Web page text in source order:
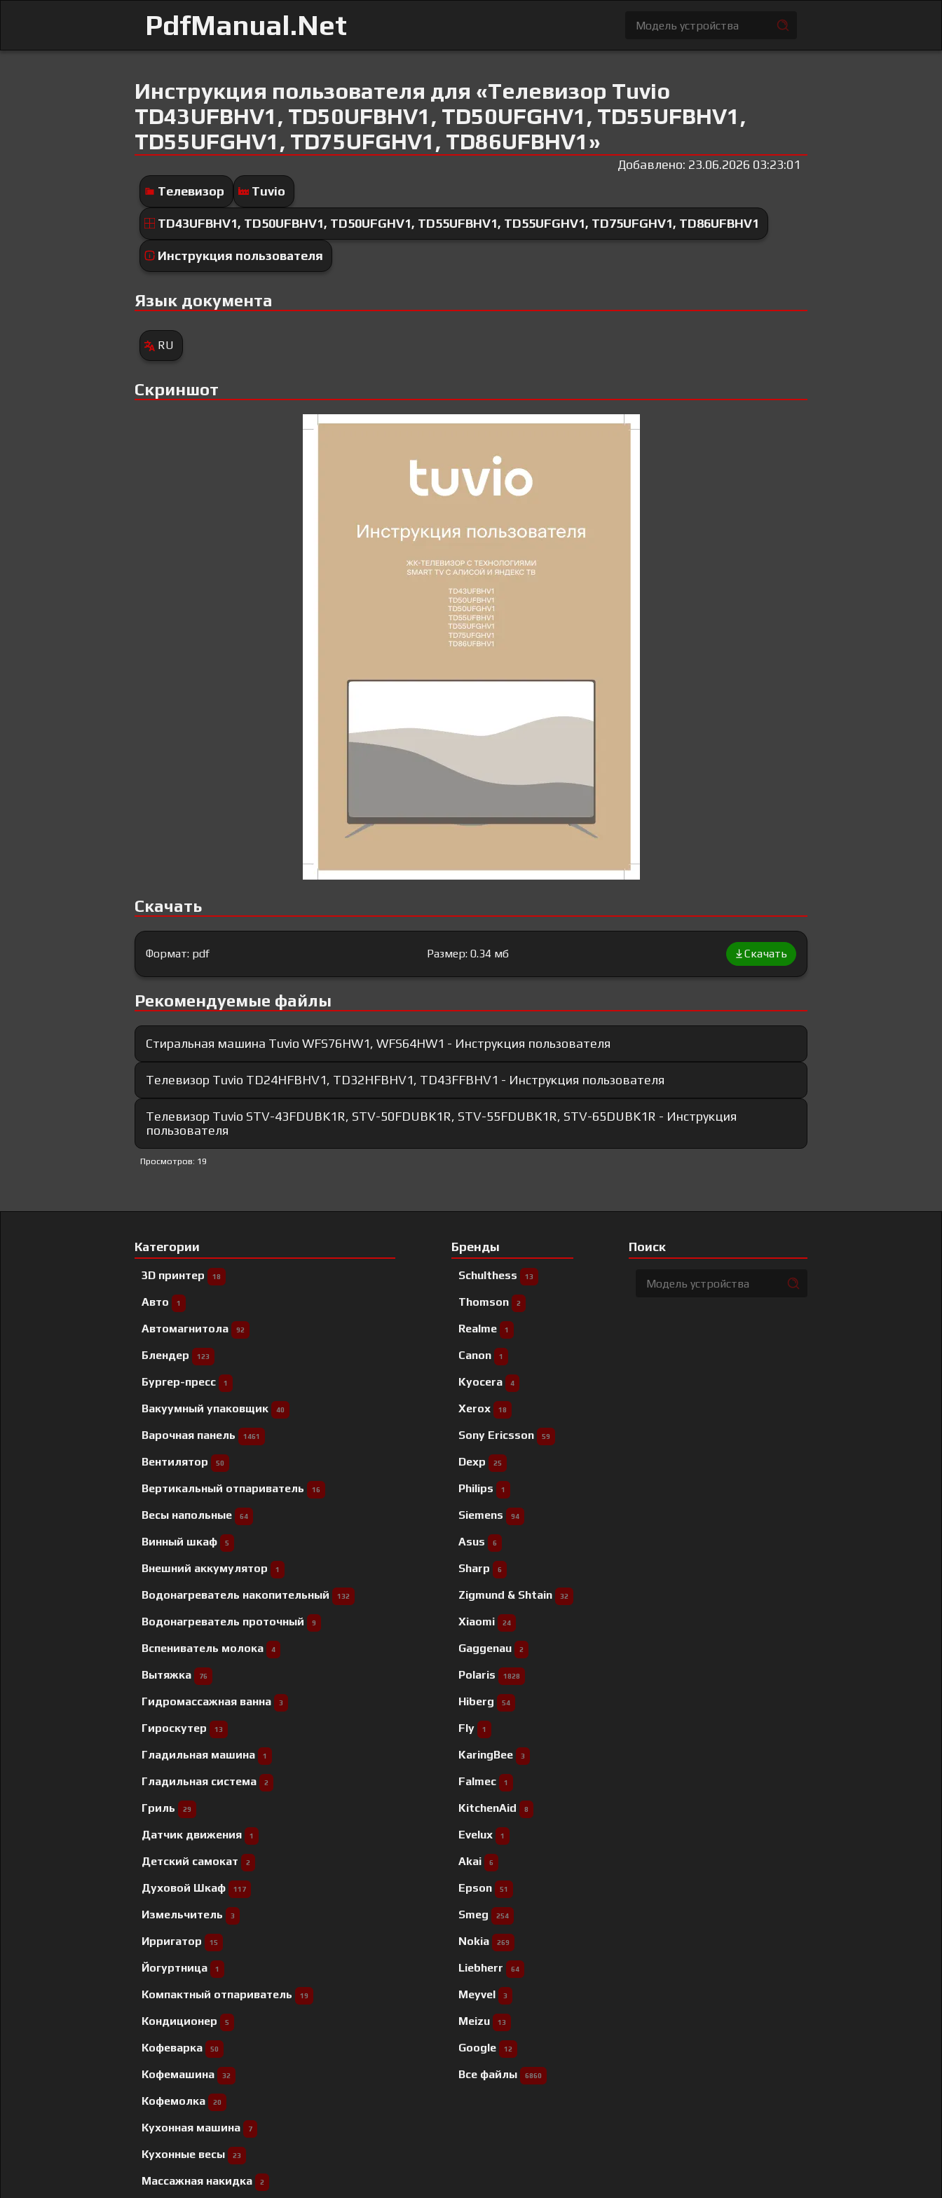
PdfManual.Net
Инструкция пользователя для «Телевизор Tuvio
TD43UFBHV1, TD50UFBHV1, TD50UFGHV1, TD55UFBHV1,
TD55UFGHV1, TD75UFGHV1, TD86UFBHV1»
Добавлено: 23.06.2026 03:23:01
Телевизор
Tuvio
TD43UFBHV1, TD50UFBHV1, TD50UFGHV1, TD55UFBHV1, TD55UFGHV1, TD75UFGHV1, TD86UFBHV1
Инструкция пользователя
Язык документа
RU
Скриншот
Скачать
Формат: pdf Размер: 0.34 мб Скачать
Рекомендуемые файлы
Стиральная машина Tuvio WFS76HW1, WFS64HW1 - Инструкция пользователя
Телевизор Tuvio TD24HFBHV1, TD32HFBHV1, TD43FFBHV1 - Инструкция пользователя
Телевизор Tuvio STV-43FDUBK1R, STV-50FDUBK1R, STV-55FDUBK1R, STV-65DUBK1R - Инструкция
пользователя
Просмотров: 19
Категории
3D принтер 18
Авто 1
Автомагнитола 92
Блендер 123
Бургер-пресс 1
Вакуумный упаковщик 40
Варочная панель 1461
Вентилятор 50
Вертикальный отпариватель 16
Весы напольные 64
Винный шкаф 5
Внешний аккумулятор 1
Водонагреватель накопительный 132
Водонагреватель проточный 9
Вспениватель молока 4
Вытяжка 76
Гидромассажная ванна 3
Гироскутер 13
Гладильная машина 1
Гладильная система 2
Гриль 29
Датчик движения 1
Детский самокат 2
Духовой Шкаф 117
Измельчитель 3
Ирригатор 15
Йогуртница 1
Компактный отпариватель 19
Кондиционер 5
Кофеварка 50
Кофемашина 32
Кофемолка 20
Кухонная машина 7
Кухонные весы 23
Массажная накидка 2
Бренды
Schulthess 13
Thomson 2
Realme 1
Canon 1
Kyocera 4
Xerox 18
Sony Ericsson 59
Dexp 25
Philips 1
Siemens 94
Asus 6
Sharp 6
Zigmund & Shtain 32
Xiaomi 24
Gaggenau 2
Polaris 1828
Hiberg 54
Fly 1
KaringBee 3
Falmec 1
KitchenAid 8
Evelux 1
Akai 6
Epson 51
Smeg 254
Nokia 269
Liebherr 64
Meyvel 3
Meizu 13
Google 12
Все файлы 6860
Поиск